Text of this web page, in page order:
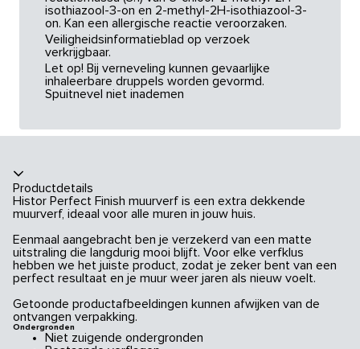
isothiazool-3-on en 2-methyl-2H-isothiazool-3-
on. Kan een allergische reactie veroorzaken.
Veiligheidsinformatieblad op verzoek
verkrijgbaar.
Let op! Bij verneveling kunnen gevaarlijke
inhaleerbare druppels worden gevormd.
Spuitnevel niet inademen
Productdetails
Histor Perfect Finish muurverf is een extra dekkende
muurverf, ideaal voor alle muren in jouw huis.
Eenmaal aangebracht ben je verzekerd van een matte
uitstraling die langdurig mooi blijft. Voor elke verfklus
hebben we het juiste product, zodat je zeker bent van een
perfect resultaat en je muur weer jaren als nieuw voelt.
Getoonde productafbeeldingen kunnen afwijken van de
ontvangen verpakking.
Ondergronden
Niet zuigende ondergronden